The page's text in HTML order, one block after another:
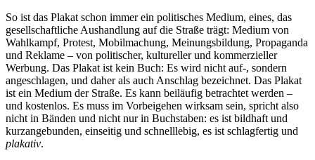
So ist das Plakat schon immer ein politisches Medium, eines, das
gesellschaftliche Aushandlung auf die Straße trägt: Medium von
Wahlkampf, Protest, Mobilmachung, Meinungsbildung, Propaganda
und Reklame – von politischer, kultureller und kommerzieller
Werbung. Das Plakat ist kein Buch: Es wird nicht auf-, sondern
angeschlagen, und daher als auch Anschlag bezeichnet. Das Plakat
ist ein Medium der Straße. Es kann beiläufig betrachtet werden –
und kostenlos. Es muss im Vorbeigehen wirksam sein, spricht also
nicht in Bänden und nicht nur in Buchstaben: es ist bildhaft und
kurzangebunden, einseitig und schnelllebig, es ist schlagfertig und
plakativ.